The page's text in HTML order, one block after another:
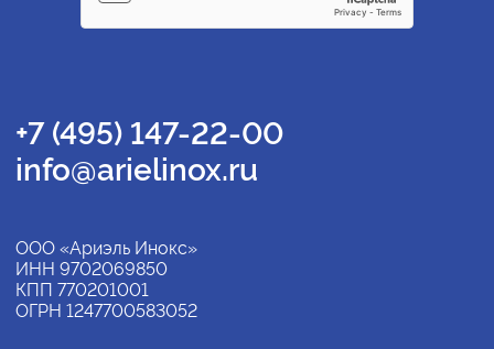
+7 (495) 147-22-00
info@arielinox.ru
ООО «Ариэль Инокс»
ИНН 9702069850
КПП 770201001
ОГРН 1247700583052